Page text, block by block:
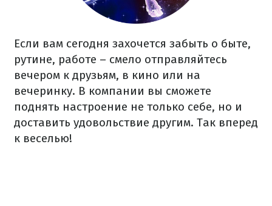
Если вам сегодня захочется забыть о быте,
рутине, работе – смело отправляйтесь
вечером к друзьям, в кино или на
вечеринку. В компании вы сможете
поднять настроение не только себе, но и
доставить удовольствие другим. Так вперед
к веселью!